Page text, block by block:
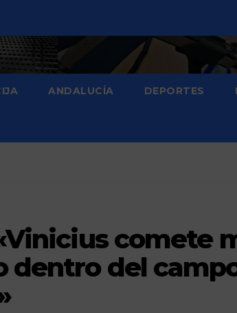
ANDALUCÍA DEPORTES
comete
dentro del